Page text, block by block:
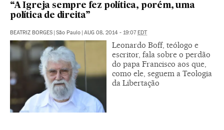
“A Igreja sempre fez política, porém, uma
política de direita”
BEATRIZ BORGES | São Paulo | AUG 08, 2014 - 19:07EDT
Leonardo Boff, teólogo e
escritor, fala sobre o perdão
do papa Francisco aos que,
como ele, seguem a Teologia
da Libertação